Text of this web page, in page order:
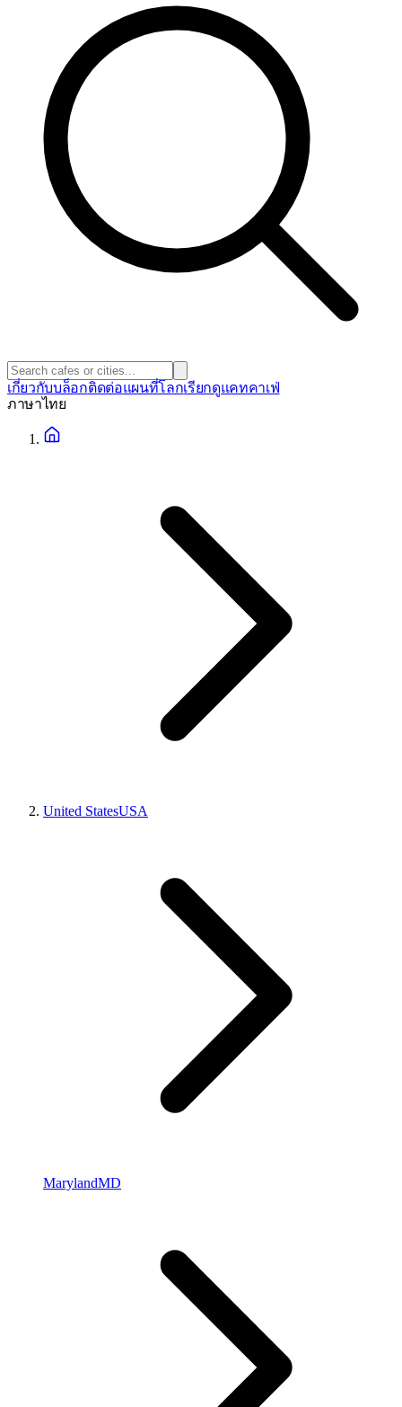
เกี่ยวกับบล็อกติดต่อแผนที่โลกเรียกดูแคทคาเฟ่
ภาษาไทย
United StatesUSA
MarylandMD